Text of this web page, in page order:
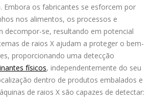
Embora os fabricantes se esforcem por
nos alimentos, os processos e
decompor-se, resultando em potencial
de raios X ajudam a proteger o bem-
proporcionando uma detecção
físicos, independentemente do seu
dentro de produtos embalados e
de raios X são capazes de detectar: